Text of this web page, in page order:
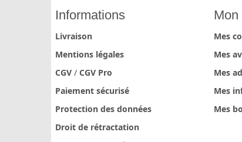
Informations
Livraison
Mentions légales
CGV / CGV Pro
Paiement sécurisé
Protection des données
Droit de rétractation
Mon
Mes
Mes
Mes
Mes
Mes